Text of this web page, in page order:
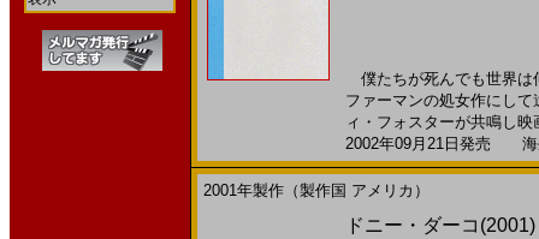
僕たちが死んでも世界は
ファーマンの処女作にし
ィ・フォスターが共鳴し
2002年09月21日発売 海
2001年製作（製作国 アメリカ）
ドニー・ダーコ